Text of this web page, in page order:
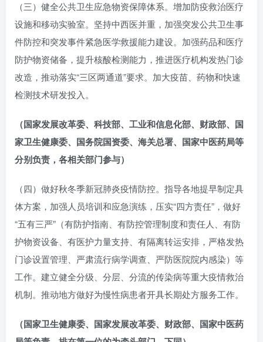
（三）健全公共卫生应急物资保障体系。增加防疫救治医疗
设施和移动实验室。坚持中西医并重，加强突发公共卫生事
件防控和突发事件紧急医学救援能力建设。加强药品和医疗
防护物资储备，提升核酸检测能力，推进医疗机构发热门诊
改造，推动落实“三区两通道”要求。加大疫苗、药物和快速
检测技术研发投入。
（国家发展改革委、科技部、工业和信息化部、财政部、国
家卫生健康委、国务院国资委、海关总署、国家中医药局等
分别负责，各相关部门参与）
（四）做好秋冬季新冠肺炎疫情防控。指导各地提早制定具
体方案，加强人员培训和应急演练，压实“四方责任”，做好
“五有三严”（有防护指南、有防控管理制度和责任人、有防
护物资设备、有医护力量支持、有隔离转运安排，严格发热
门诊设置管理、严肃流行病学调查、严防医院院内感染）等
工作。建立健全分级、分层、分流的传染病等重大疫情救治
机制。推动地方做好为慢性病患者开具长期处方服务工作。
（国家卫生健康委、国家发展改革委、财政部、国家中医药